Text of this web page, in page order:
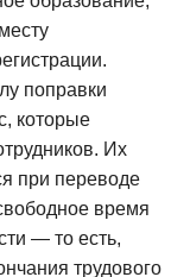
поправки
которые
Их
при переводе
время
— то есть,
трудового